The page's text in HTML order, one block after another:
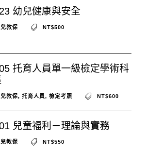
幼兒健康與安全
教保 NT$500
托育人員單一級檢定學術科
教保, 托育人員, 檢定考照 NT$600
兒童福利－理論與實務
教保 NT$550